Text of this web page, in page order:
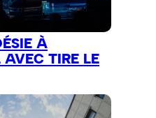
À
AVEC TIRE LE